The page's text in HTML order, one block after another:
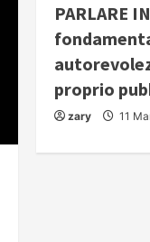
PARLARE
proprio
zary 11